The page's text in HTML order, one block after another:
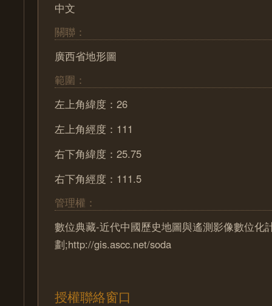
中文
關聯：
廣西省地形圖
範圍：
左上角緯度：26
左上角經度：111
右下角緯度：25.75
右下角經度：111.5
管理權：
數位典藏-近代中國歷史地圖與遙測影像數位化
劃;http://gis.ascc.net/soda
授權聯絡窗口